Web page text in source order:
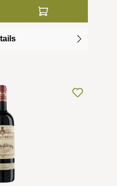
: Entrez la